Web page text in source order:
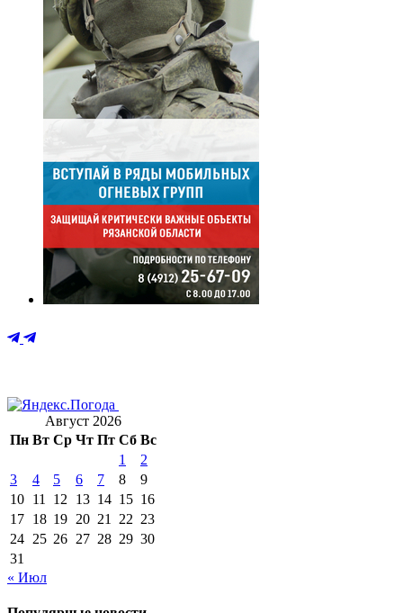
Август 2026
Пн Вт Ср Чт Пт Сб Вс
1
2
3
4 5 6 7 8
9
10 11 12 13 14 15 16
17 18 19 20 21 22 23
24 25 26 27 28 29 30
31
« Июл